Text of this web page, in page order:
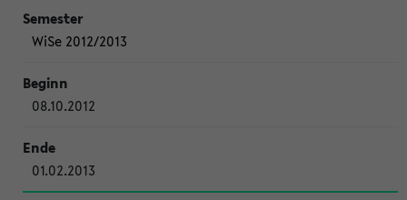
WiSe 2012/2013
08.10.2012
01.02.2013